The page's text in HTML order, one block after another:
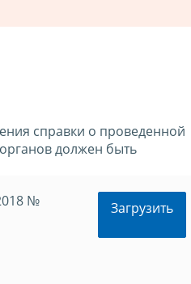
справки о проведенной
должен быть
№
Загрузить